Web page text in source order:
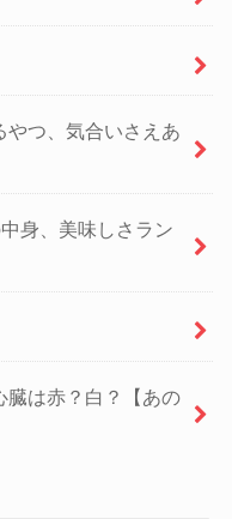
やつ、気合いさえあ
身、美味しさラン
臓は赤？白？【あの